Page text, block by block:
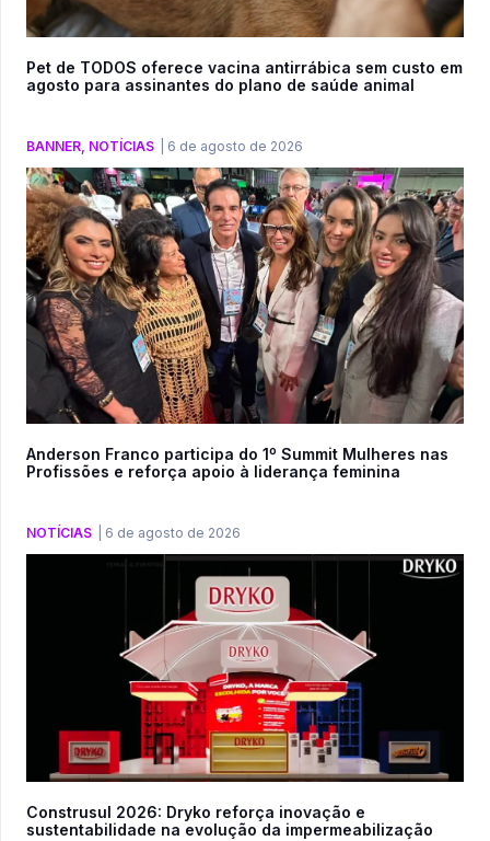
Pet de TODOS oferece vacina antirrábica sem custo em
agosto para assinantes do plano de saúde animal
BANNER NOTÍCIAS 6 de agosto de 2026
Anderson Franco participa do 1º Summit Mulheres nas
Profissões e reforça apoio à liderança feminina
NOTÍCIAS 6 de agosto de 2026
Construsul 2026: Dryko reforça inovação e
sustentabilidade na evolução da impermeabilização